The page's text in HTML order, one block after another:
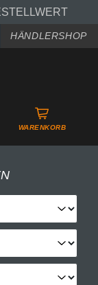
HÄNDLERSHOP
WARENKORB